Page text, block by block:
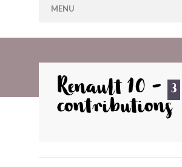
MENU
ARCHIVES
Renault 10 - 3
contributions